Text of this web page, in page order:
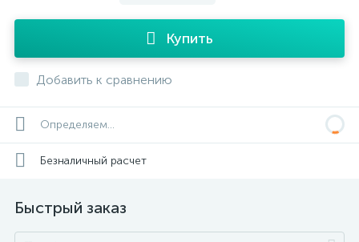
Купить
Добавить к сравнению
Определяем...
Безналичный расчет
Быстрый заказ